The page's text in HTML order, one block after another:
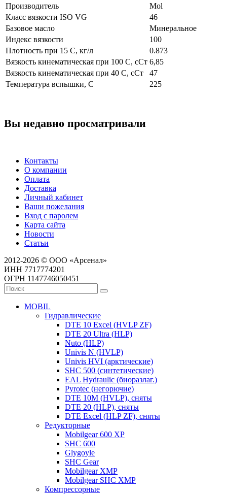
Производитель
Mol
Класс вязкости ISO VG
46
Базовое масло
Минеральное
Индекс вязкости
100
Плотность при 15 С, кг/л
0.873
Вязкость кинематическая при 100 С, сСт 6,85
Вязкость кинематическая при 40 С, сСт
47
Температура вспышки, С
225
Вы недавно просматривали
Контакты
О компании
Оплата
Доставка
Личный кабинет
Ваши пожелания
Вход с паролем
Карта сайта
Новости
Статьи
2012-2026 © ООО «Арсенал»
ИНН 7717774201
ОГРН 1147746050451
MOBIL
Гидравлические
DTE 10 Excel (HVLP ZF)
DTE 20 Ultra (HLP)
Nuto (HLP)
Univis N (HVLP)
Univis HVI (арктические)
SHC 500 (синтетические)
EAL Hydraulic (биоразлаг.)
Pyrotec (негорючие)
DTE 10M (HVLP), сняты
DTE 20 (HLP), сняты
DTE Excel (HLP ZF), сняты
Редукторные
Mobilgear 600 XP
SHC 600
Glygoyle
SHC Gear
Mobilgear XMP
Mobilgear SHC XMP
Компрессорные